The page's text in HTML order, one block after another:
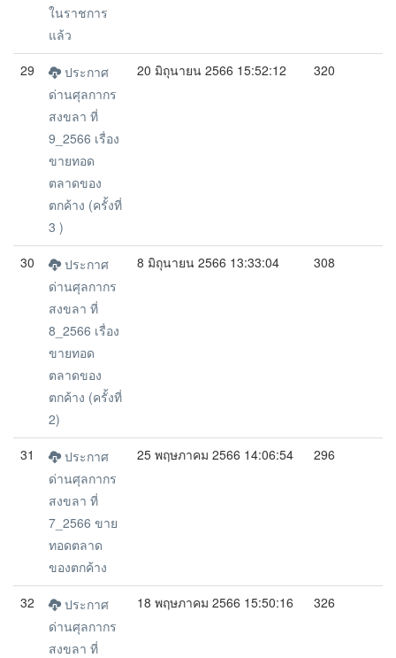
ในราชการ
แล้ว
29
ประกาศ
ด่านศุลกากร
สงขลา ที่
9_2566 เรื่อง
ขายทอด
ตลาดของ
ตกค้าง (ครั้งที่
3 )
20 มิถุนายน 2566 15:52:12 320
30
ประกาศ
ด่านศุลกากร
สงขลา ที่
8_2566 เรื่อง
ขายทอด
ตลาดของ
ตกค้าง (ครั้งที่
2)
8 มิถุนายน 2566 13:33:04 308
31
ประกาศ
ด่านศุลกากร
สงขลา ที่
7_2566 ขาย
ทอดตลาด
ของตกค้าง
25 พฤษภาคม 2566 14:06:54 296
32
ประกาศ
ด่านศุลกากร
สงขลา ที่
18 พฤษภาคม 2566 15:50:16 326